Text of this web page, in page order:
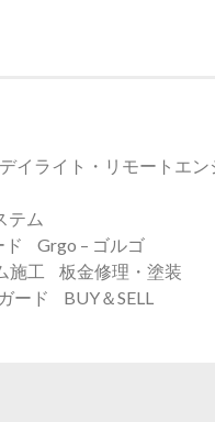
イライト・リモートエン
テム
ド
Grgo – ゴルゴ
施工
板金修理・塗装
ード
BUY＆SELL